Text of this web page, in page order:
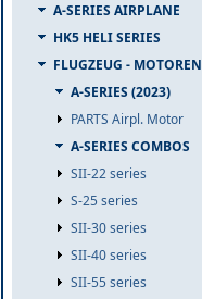
A-SERIES AIRPLANE
HK5 HELI SERIES
FLUGZEUG - MOTOREN
A-SERIES (2023)
PARTS Airpl. Motor
A-SERIES COMBOS
SII-22 series
S-25 series
SII-30 series
SII-40 series
SII-55 series